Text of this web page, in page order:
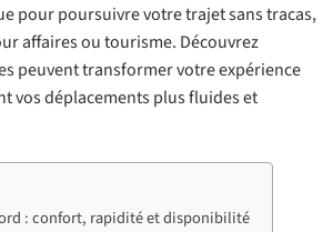
pour poursuivre votre trajet sans tracas,
affaires ou tourisme. Découvrez
peuvent transformer votre expérience
vos déplacements plus fluides et
: confort, rapidité et disponibilité